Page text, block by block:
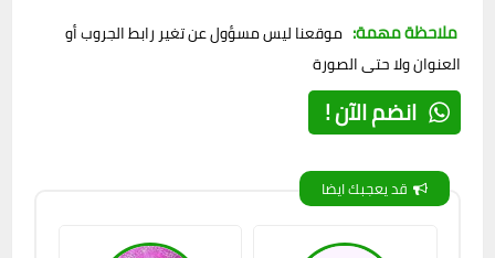
ملاحظة مهمة: موقعنا ليس مسؤول عن تغير رابط الجروب أو
العنوان ولا حتى الصورة
انضم الآن !
قد يعجبك ايضا